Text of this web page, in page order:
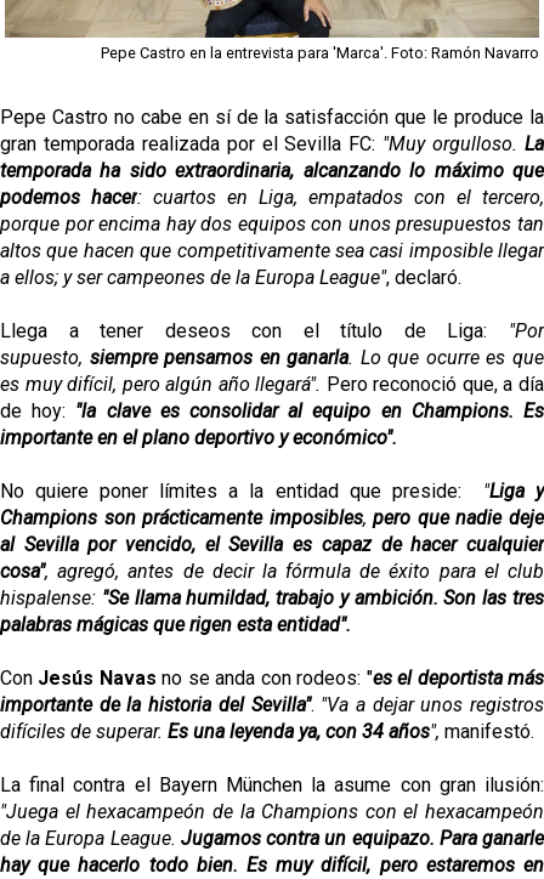
El Sevilla mueve ficha por Robbie Ure: la opción 'A'
para el ataque nervionense
Crónica Pretemporada | Real Madrid 2-4 Sevilla FC
Femenino
Pepe Castro en la entrevista para 'Marca'. Foto: Ramón Navarro
Pepe Castro no cabe en sí de la satisfacción que le produce la
gran temporada realizada por el Sevilla FC: "Muy orgulloso.La
temporada ha sido extraordinaria, alcanzando lo máximo que
podemos hacer: cuartos en Liga, empatados con el tercero,
porque por encima hay dos equipos con unos presupuestos tan
altos que hacen que competitivamente sea casi imposible llegar
a ellos; y ser campeones de la Europa League", declaró.
Llega a tener deseos con el título de Liga: "Por
supuesto, siempre pensamos en ganarla. Lo que ocurre es que
es muy difícil, pero algún año llegará". Pero reconoció que, a día
de hoy: "la clave es consolidar al equipo en Champions. Es
importante en elplano deportivo y económico".
No quiere poner límites a la entidad que preside: "Liga y
Champions son prácticamente imposibles,pero que nadie deje
al Sevilla por vencido, el Sevilla es capaz de hacer cualquier
cosa", agregó, antes de decir la fórmula de éxito para el club
hispalense: "Se llama humildad, trabajo y ambición.Son las tres
palabras mágicas que rigen esta entidad".
Con Jesús Navas no se anda con rodeos: "esel deportista más
importantede la historia del Sevilla". "Va a dejar unos registros
difíciles de superar. Es una leyenda ya, con 34 años", manifestó.
La final contra el Bayern München la asume con gran ilusión:
"Juega el hexacampeón de la Champions con el hexacampeón
de la Europa League. Jugamos contra un equipazo. Para ganarle
hay que hacerlo todo bien. Es muy difícil, pero estaremos en